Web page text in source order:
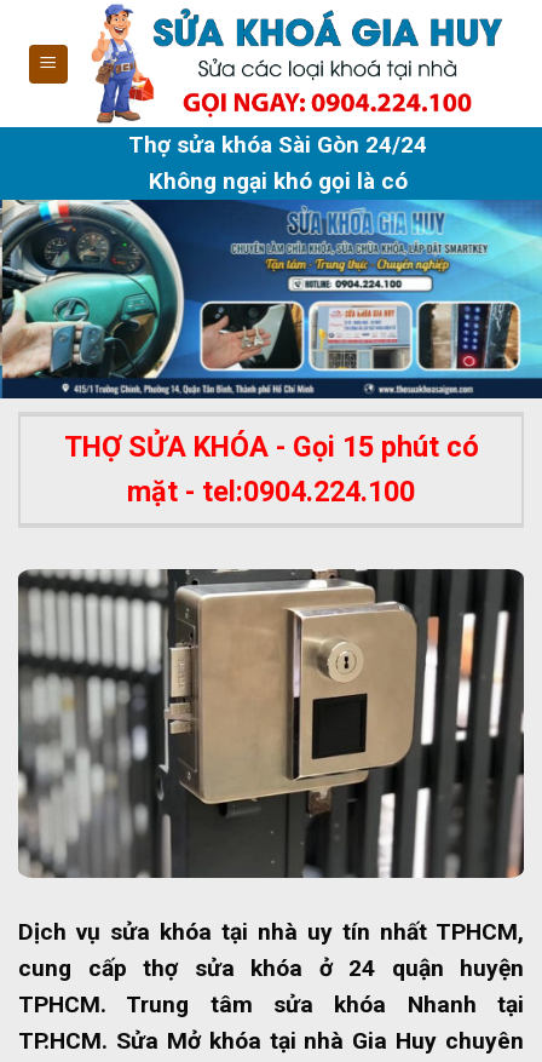
content
Thợ sửa khóa Sài Gòn 24/24
Không ngại khó gọi là có
Dịch vụ sửa khóa tại nhà uy tín nhất TPHCM,
cung cấp thợ sửa khóa ở 24 quận huyện
TPHCM. Trung tâm sửa khóa Nhanh tại
TP.HCM. Sửa Mở khóa tại nhà Gia Huy chuyên
THỢ SỬA KHÓA - Gọi 15 phút có
mặt - tel:0904.224.100